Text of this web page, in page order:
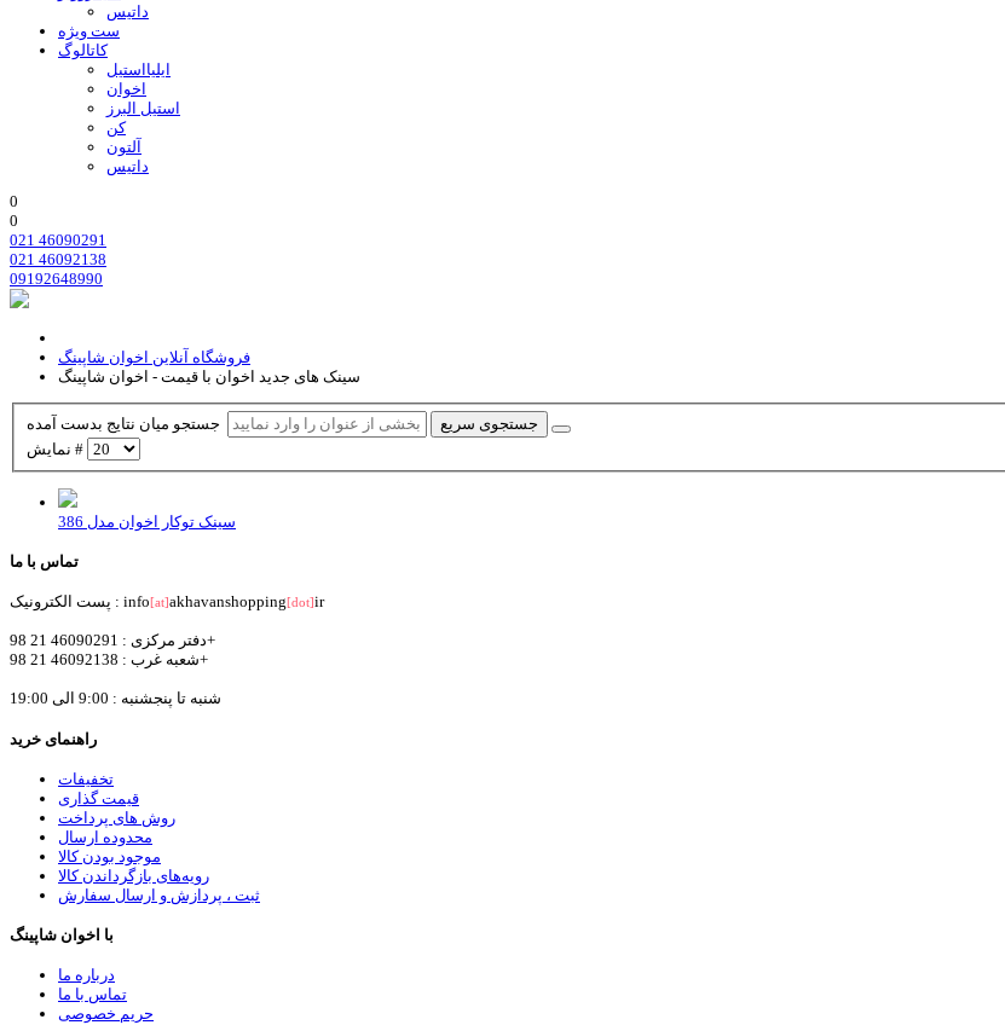
داتیس
ست ویژه
کاتالوگ
ایلیااستیل
اخوان
استیل البرز
کن
آلتون
داتیس
0
0
021 46090291
021 46092138
09192648990
فروشگاه آنلاین اخوان شاپینگ
سینک های جدید اخوان با قیمت - اخوان شاپینگ
جستجوی سریع
نمایش #
سینک توکار اخوان مدل 386
تماس با ما
پست الکترونیک : info[at]akhavanshopping[dot]ir
دفتر مرکزی : 46090291 21 98+
شعبه غرب : 46092138 21 98+
شنبه تا پنجشنبه : 9:00 الی 19:00
راهنمای خرید
تخفیفات
قیمت گذاری
روش های پرداخت
محدوده ارسال
موجود بودن کالا
رویه‌های بازگرداندن کالا
ثبت ، پردازش و ارسال سفارش
با اخوان شاپینگ
درباره ما
تماس با ما
حریم خصوصی